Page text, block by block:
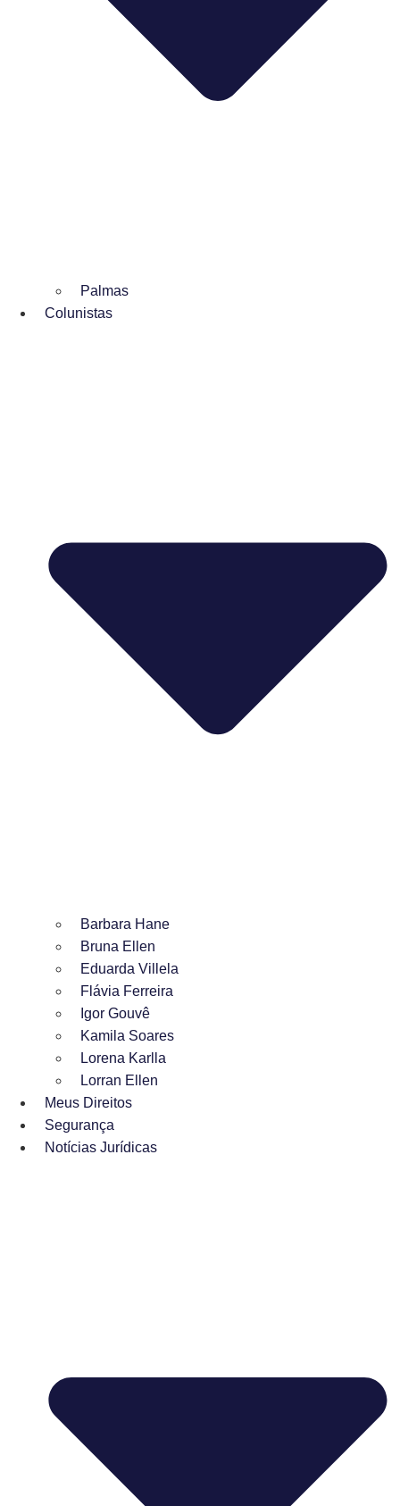
Palmas
Colunistas
Barbara Hane
Bruna Ellen
Eduarda Villela
Flávia Ferreira
Igor Gouvê
Kamila Soares
Lorena Karlla
Lorran Ellen
Meus Direitos
Segurança
Notícias Jurídicas